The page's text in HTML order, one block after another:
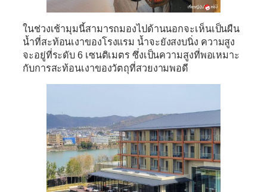
ในช่วงเช้ามุมนี้สามารถมองไปด้านนอกจะเห็นเป็นผืน
น้ำที่สะท้อนเงาของโรงแรม น้ำจะยังสงบนิ่ง ความสูง
จะอยู่ที่ระดับ 6 เซนติเมตร ซึ่งเป็นความสูงที่พอเหมาะ
กับการสะท้อนเงาของวัตถุที่สวยงามพอดี